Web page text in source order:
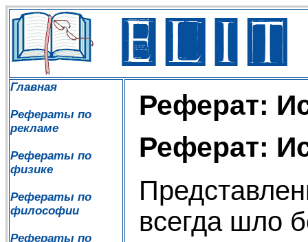
Главная
Рефераты по
рекламе
Рефераты по
физике
Рефераты по
философии
Рефераты по
Реферат:
Реферат:
всегда шло